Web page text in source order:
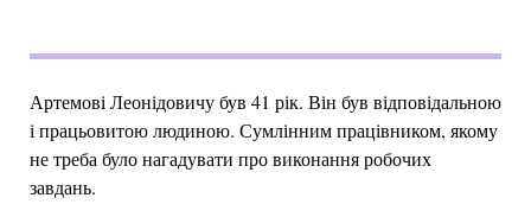
Артемові Леонідовичу був 41 рік. Він був відповідальною
і працьовитою людиною. Сумлінним працівником, якому
не треба було нагадувати про виконання робочих
завдань.